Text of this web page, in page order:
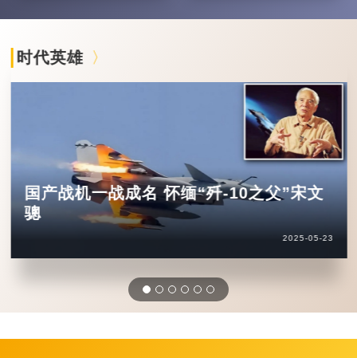
时代英雄
国产战机一战成名 怀缅“歼-10之父”宋文
骢
2025-05-23